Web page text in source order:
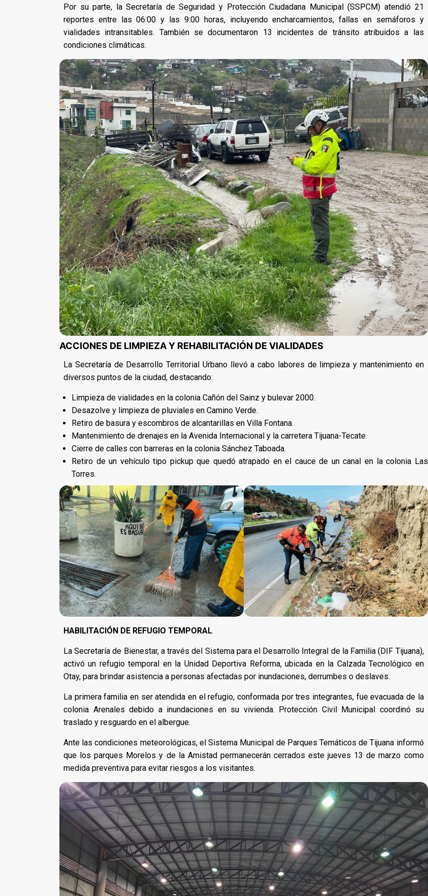
Por su parte, la Secretaría de Seguridad y Protección Ciudadana Municipal (SSPCM) atendió 21
reportes entre las 06:00 y las 9:00 horas, incluyendo encharcamientos, fallas en semáforos y
vialidades intransitables. También se documentaron 13 incidentes de tránsito atribuidos a las
condiciones climáticas.
ACCIONES DE LIMPIEZA Y REHABILITACIÓN DE VIALIDADES
La Secretaría de Desarrollo Territorial Urbano llevó a cabo labores de limpieza y mantenimiento en
diversos puntos de la ciudad, destacando:
Limpieza de vialidades en la colonia Cañón del Sainz y bulevar 2000.
Desazolve y limpieza de pluviales en Camino Verde.
Retiro de basura y escombros de alcantarillas en Villa Fontana.
Mantenimiento de drenajes en la Avenida Internacional y la carretera Tijuana-Tecate.
Cierre de calles con barreras en la colonia Sánchez Taboada.
Retiro de un vehículo tipo pickup que quedó atrapado en el cauce de un canal en la colonia Las
Torres.
HABILITACIÓN DE REFUGIO TEMPORAL
La Secretaría de Bienestar, a través del Sistema para el Desarrollo Integral de la Familia (DIF Tijuana),
activó un refugio temporal en la Unidad Deportiva Reforma, ubicada en la Calzada Tecnológico en
Otay, para brindar asistencia a personas afectadas por inundaciones, derrumbes o deslaves.
La primera familia en ser atendida en el refugio, conformada por tres integrantes, fue evacuada de la
colonia Arenales debido a inundaciones en su vivienda. Protección Civil Municipal coordinó su
traslado y resguardo en el albergue.
Ante las condiciones meteorológicas, el Sistema Municipal de Parques Temáticos de Tijuana informó
que los parques Morelos y de la Amistad permanecerán cerrados este jueves 13 de marzo como
medida preventiva para evitar riesgos a los visitantes.